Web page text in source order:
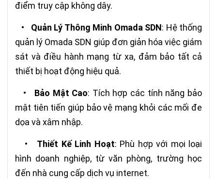
điểm truy cập không dây.
• Quản Lý Thông Minh Omada SDN: Hệ thống
quản lý Omada SDN giúp đơn giản hóa việc giám
sát và điều hành mạng từ xa, đảm bảo tất cả
thiết bị hoạt động hiệu quả.
• Bảo Mật Cao: Tích hợp các tính năng bảo
mật tiên tiến giúp bảo vệ mạng khỏi các mối đe
dọa và xâm nhập.
• Thiết Kế Linh Hoạt: Phù hợp với mọi loại
hình doanh nghiệp, từ văn phòng, trường học
đến nhà cung cấp dịch vụ internet.